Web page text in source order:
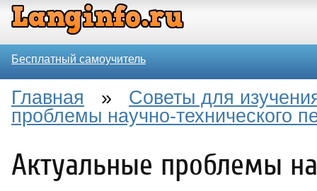
Бесплатный самоучитель
Главная » Советы для
проблемы научно-технического
Актуальные проблемы